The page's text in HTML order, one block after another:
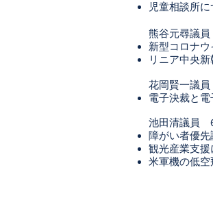
児童相談所に
熊谷元尋議
新型コロナ
リニア中央
花岡賢一議
電子決裁と
池田清議員
障がい者優先
観光産業支援
米軍機の低空